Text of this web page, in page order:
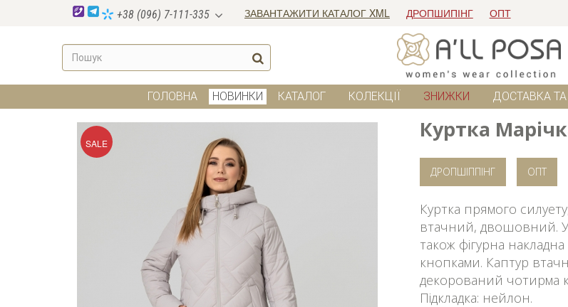
+38 (096) 7-111-335 ЗАВАНТАЖИТИ КАТАЛОГ XML ДРОПШИПІНГ ОПТ
ГОЛОВНА НОВИНКИ КАТАЛОГ КОЛЕКЦІЇ ЗНИЖКИ ДОСТАВКА
SALE
Куртка
ДРОПШІППІНГ ОПТ
Куртка прямого
втачний, двошовний.
також фігурна
кнопками. Каптур
декорований чотирма
Підкладка: нейлон.